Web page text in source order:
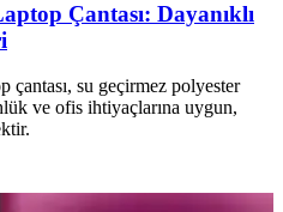
Çantası: Dayanıklı
çantası, su geçirmez polyester
ve ofis ihtiyaçlarına uygun,